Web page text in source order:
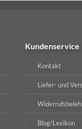
Kundenservice
Kontakt
Liefer- und
Blog/Lexikon